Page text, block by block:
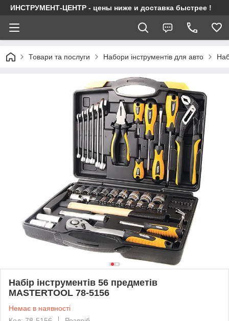
ИНСТРУМЕНТ-ЦЕНТР - цены ниже и доставка быстрее !
Товари та послуги Набори інструментів для авто
Набір інструментів 56 предметів
MASTERTOOL 78-5156
Немає в наявності